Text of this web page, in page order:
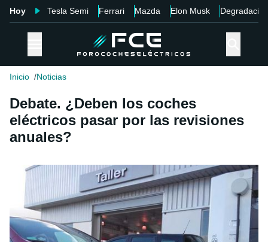
Hoy Tesla Semi Ferrari Mazda Elon Musk Degradación
Inicio Noticias
Debate. ¿Deben los coches
eléctricos pasar por las revisiones
anuales?